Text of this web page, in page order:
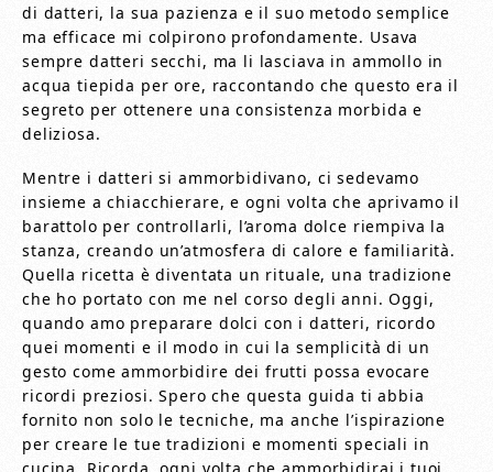
di datteri, la sua pazienza e il suo metodo semplice
ma efficace mi colpirono profondamente. Usava
sempre datteri secchi, ma li lasciava in ammollo in
acqua tiepida per ore, raccontando che questo era il
segreto per ottenere una consistenza morbida e
deliziosa.
Mentre i datteri si ammorbidivano, ci sedevamo
insieme a chiacchierare, e ogni volta che aprivamo il
barattolo per controllarli, l’aroma dolce riempiva la
stanza, creando un’atmosfera di calore e familiarità.
Quella ricetta è diventata un rituale, una tradizione
che ho portato con me nel corso degli anni. Oggi,
quando amo preparare dolci con i datteri, ricordo
quei momenti e il modo in cui la semplicità di un
gesto come ammorbidire dei frutti possa evocare
ricordi preziosi. Spero che questa guida ti abbia
fornito non solo le tecniche, ma anche l’ispirazione
per creare le tue tradizioni e momenti speciali in